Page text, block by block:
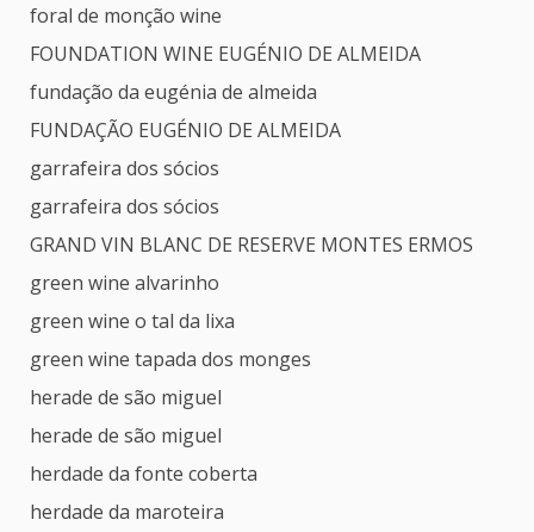
foral de monção wine
FOUNDATION WINE EUGÉNIO DE ALMEIDA
fundação da eugénia de almeida
FUNDAÇÃO EUGÉNIO DE ALMEIDA
garrafeira dos sócios
garrafeira dos sócios
GRAND VIN BLANC DE RESERVE MONTES ERMOS
green wine alvarinho
green wine o tal da lixa
green wine tapada dos monges
herade de são miguel
herade de são miguel
herdade da fonte coberta
herdade da maroteira